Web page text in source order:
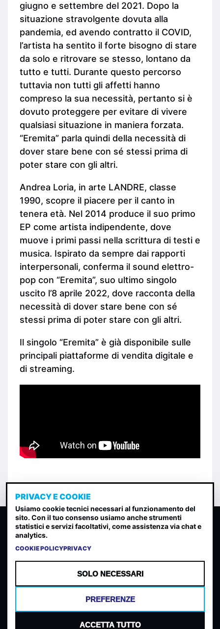
giugno e settembre del 2021. Dopo la
situazione stravolgente dovuta alla
pandemia, ed avendo contratto il COVID,
l’artista ha sentito il forte bisogno di stare
da solo e ritrovare se stesso, lontano da
tutto e tutti. Durante questo percorso
tuttavia non tutti gli affetti hanno
compreso la sua necessità, pertanto si è
dovuto proteggere per evitare di vivere
qualsiasi situazione in maniera forzata.
“Eremita” parla quindi della necessità di
dover stare bene con sé stessi prima di
poter stare con gli altri.
Andrea Loria, in arte LANDRE, classe
1990, scopre il piacere per il canto in
tenera età. Nel 2014 produce il suo primo
EP come artista indipendente, dove
muove i primi passi nella scrittura di testi e
musica. Ispirato da sempre dai rapporti
interpersonali, conferma il sound elettro-
pop con “Eremita”, suo ultimo singolo
uscito l’8 aprile 2022, dove racconta della
necessità di dover stare bene con sé
stessi prima di poter stare con gli altri.
Il singolo “Eremita” è già disponibile sulle
principali piattaforme di vendita digitale e
di streaming.
CLASSIFICA INDIE
Classifica per indice di gradimento generata dall analisi di
TERMINI E CONDIZIONI PRIVACY POLICY
COOKIES PREFERENZE COOKIES
PRIVACY E COOKIE
Usiamo cookie tecnici necessari al funzionamento del
sito. Con il tuo consenso usiamo anche strumenti
statistici e servizi facoltativi, come assistenza via chat e
analytics.
COOKIE POLICYPRIVACY
SOLO NECESSARI
PREFERENZE
ACCETTA TUTTO